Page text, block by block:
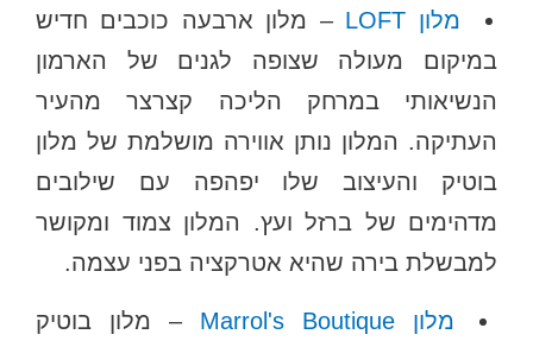
מלון LOFT
– מלון ארבעה כוכבים חדיש
במיקום מעולה שצופה לגנים של הארמון
הנשיאותי במרחק הליכה קצרצר מהעיר
העתיקה. המלון נותן אווירה מושלמת של מלון
בוטיק והעיצוב שלו יפהפה עם שילובים
מדהימים של ברזל ועץ. המלון צמוד ומקושר
למבשלת בירה שהיא אטרקציה בפני עצמה.
מלון Marrol's Boutique
– מלון בוטיק